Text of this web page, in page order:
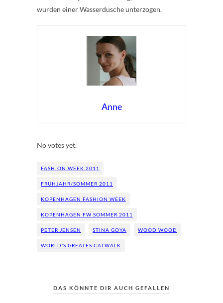
wurden einer Wasserdusche unterzogen.
Anne
No votes yet.
FASHION WEEK 2011
FRÜHJAHR/SOMMER 2011
KOPENHAGEN FASHION WEEK
KOPENHAGEN FW SOMMER 2011
PETER JENSEN STINA GOYA WOOD WOOD
WORLD'S GREATES CATWALK
DAS KÖNNTE DIR AUCH GEFALLEN